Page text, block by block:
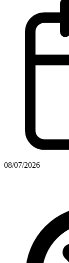
08/07/2026